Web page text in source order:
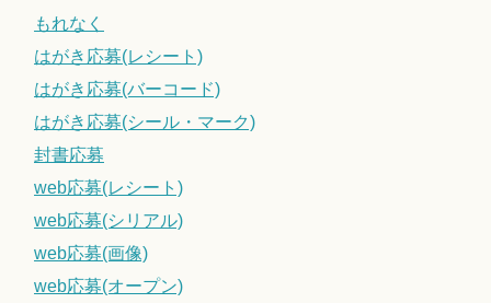
もれなく
はがき応募(レシート)
はがき応募(バーコード)
はがき応募(シール・マーク)
封書応募
web応募(レシート)
web応募(シリアル)
web応募(画像)
web応募(オープン)